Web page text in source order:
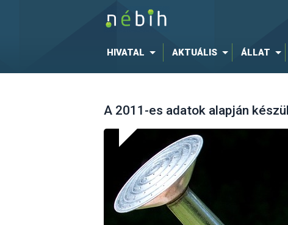
HIVATAL AKTUÁLIS ÁLLAT
A 2011-es adatok alapján